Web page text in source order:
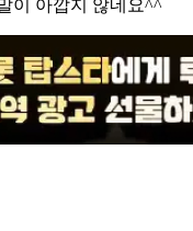
이 아깝지 않네요^^